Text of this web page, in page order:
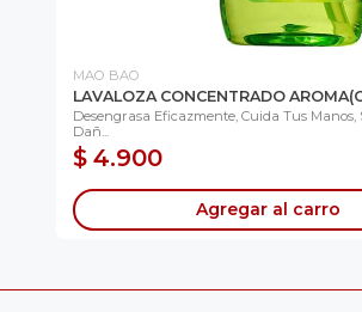
MAO BAO
LAVALOZA CONCENTRADO
Desengrasa Eficazmente, Cuida Tus Manos,
Dañ...
$ 4.900
Agregar al carro